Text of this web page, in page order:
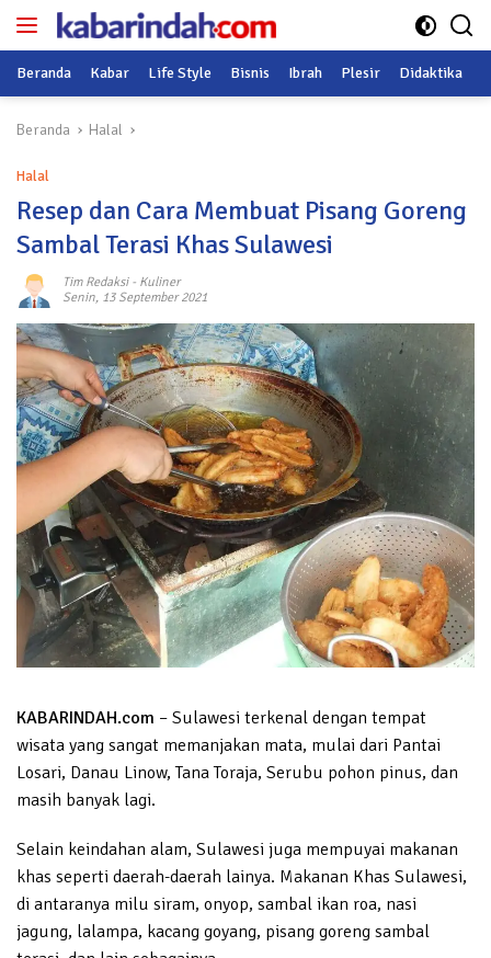
Langsung
Beranda Kabar Life Style Bisnis Ibrah Plesir Didaktika
Beranda Halal
Halal
Resep dan Cara Membuat Pisang Goreng
Sambal Terasi Khas Sulawesi
Tim Redaksi- Kuliner
Senin, 13 September 2021
KABARINDAH.com – Sulawesi terkenal dengan tempat
wisata yang sangat memanjakan mata, mulai dari Pantai
Losari, Danau Linow, Tana Toraja, Serubu pohon pinus, dan
masih banyak lagi.
Selain keindahan alam, Sulawesi juga mempuyai makanan
khas seperti daerah-daerah lainya. Makanan Khas Sulawesi,
di antaranya milu siram, onyop, sambal ikan roa, nasi
jagung, lalampa, kacang goyang, pisang goreng sambal